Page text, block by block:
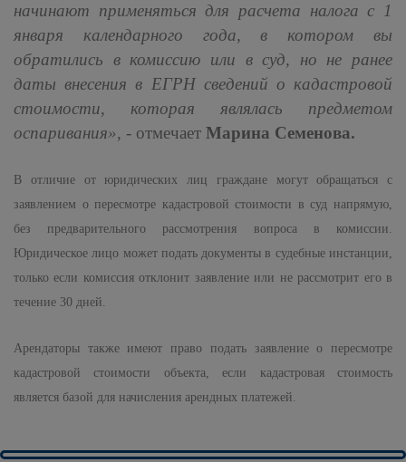
начинают применяться для расчета налога с 1
января календарного года, в котором вы
обратились в комиссию или в суд, но не ранее
даты внесения в ЕГРН сведений о кадастровой
стоимости, которая являлась предметом
оспаривания», - отмечает Марина Семенова.
В отличие от юридических лиц граждане могут обращаться с
заявлением о пересмотре кадастровой стоимости в суд напрямую,
без предварительного рассмотрения вопроса в комиссии.
Юридическое лицо может подать документы в судебные инстанции,
только если комиссия отклонит заявление или не рассмотрит его в
течение 30 дней.
Арендаторы также имеют право подать заявление о пересмотре
кадастровой стоимости объекта, если кадастровая стоимость
является базой для начисления арендных платежей.